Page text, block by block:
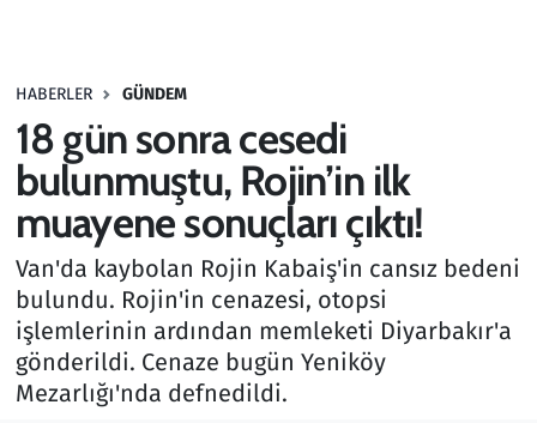
HABERLER GÜNDEM
18 gün sonra cesedi
bulunmuştu, Rojin’in ilk
muayene sonuçları çıktı!
Van'da kaybolan Rojin Kabaiş'in cansız bedeni
bulundu. Rojin'in cenazesi, otopsi
işlemlerinin ardından memleketi Diyarbakır'a
gönderildi. Cenaze bugün Yeniköy
Mezarlığı'nda defnedildi.
Haber
Kültür Sanat
Kurumsal Haberler
Lezzet Durağı
Memur ve Kamu
Otomobil